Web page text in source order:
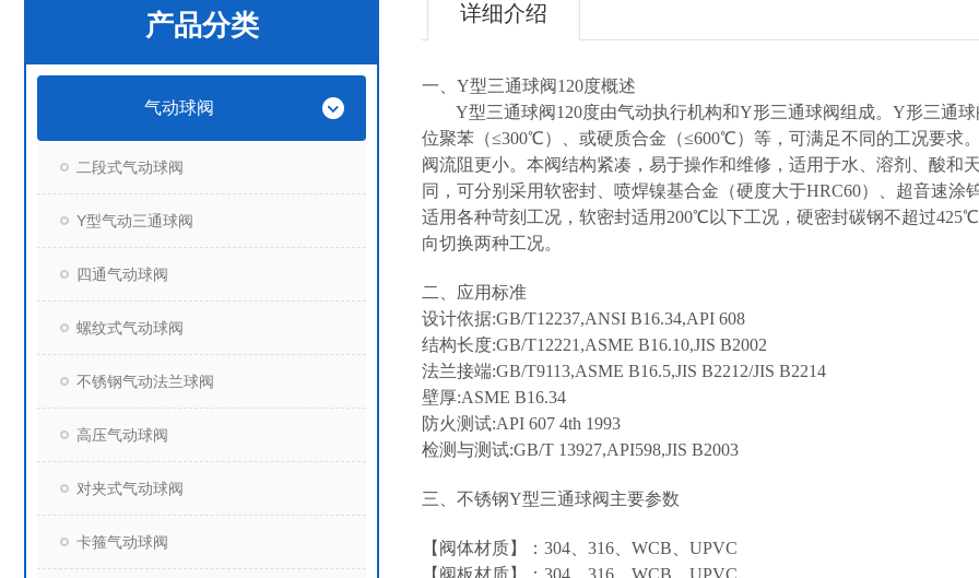
产品分类
气动球阀
二段式气动球阀
Y型气动三通球阀
四通气动球阀
螺纹式气动球阀
不锈钢气动法兰球阀
高压气动球阀
对夹式气动球阀
卡箍气动球阀
详细介绍
一、Y型三通球阀120度概述
Y型三通球阀120度由气动执行机构和Y形三通球阀组成。Y形三通球
位聚苯（≤300℃）、或硬质合金（≤600℃）等，可满足不同的工况要求
阀流阻更小。本阀结构紧凑，易于操作和维修，适用于水、溶剂、酸和
同，可分别采用软密封、喷焊镍基合金（硬度大于HRC60）、超音速
适用各种苛刻工况，软密封适用200℃以下工况，硬密封碳钢不超过
向切换两种工况。
二、应用标准
设计依据:GB/T12237,ANSI B16.34,API 608
结构长度:GB/T12221,ASME B16.10,JIS B2002
法兰接端:GB/T9113,ASME B16.5,JIS B2212/JIS B2214
壁厚:ASME B16.34
防火测试:API 607 4th 1993
检测与测试:GB/T 13927,API598,JIS B2003
三、不锈钢Y型三通球阀主要参数
【阀体材质】：304、316、WCB、UPVC
【阀板材质】：304、316、WCB、UPVC